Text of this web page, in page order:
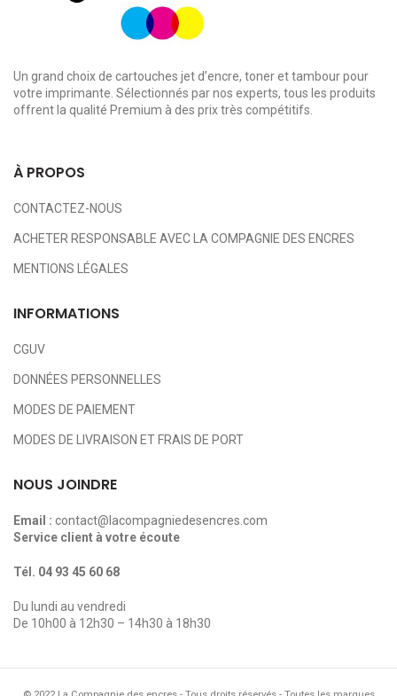
Un grand choix de cartouches jet d’encre, toner et tambour pour
votre imprimante. Sélectionnés par nos experts, tous les produits
offrent la qualité Premium à des prix très compétitifs.
À PROPOS
CONTACTEZ-NOUS
ACHETER RESPONSABLE AVEC LA COMPAGNIE DES ENCRES
MENTIONS LÉGALES
INFORMATIONS
CGUV
DONNÉES PERSONNELLES
MODES DE PAIEMENT
MODES DE LIVRAISON ET FRAIS DE PORT
NOUS JOINDRE
Email : contact@lacompagniedesencres.com
Service client à votre écoute
Tél. 04 93 45 60 68
Du lundi au vendredi
De 10h00 à 12h30 – 14h30 à 18h30